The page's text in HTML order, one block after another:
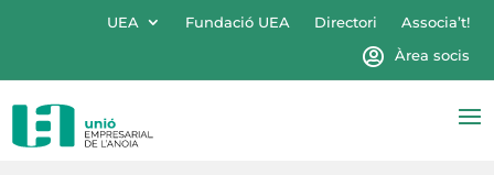
UEA Fundació UEA Directori
Associa’t!
Àrea socis